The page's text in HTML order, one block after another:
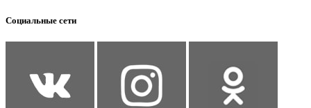
Социальные сети